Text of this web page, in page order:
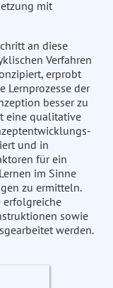
mit
an diese
Verfahren
erprobt
Lernprozesse der
besser zu
eine qualitative
und in
für ein
im Sinne
zu ermitteln.
erfolgreiche
sowie
werden.